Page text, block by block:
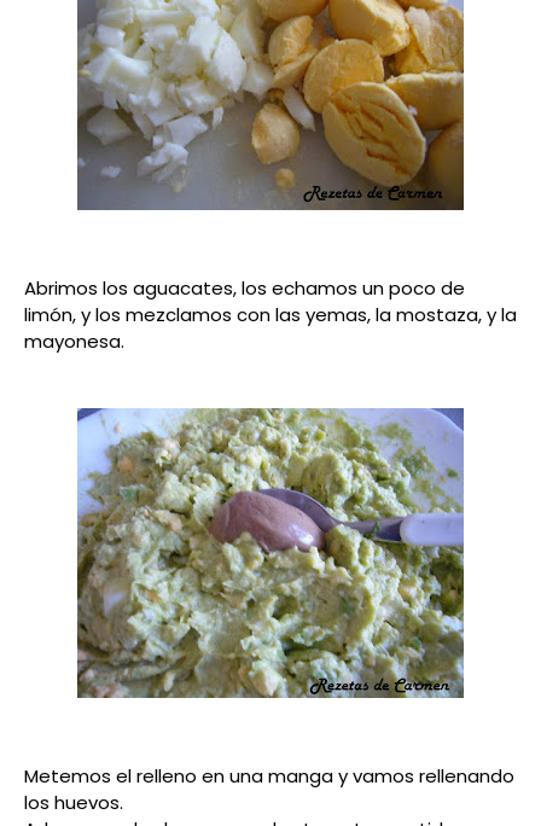
Abrimos los aguacates, los echamos un poco de
limón, y los mezclamos con las yemas, la mostaza, y la
mayonesa.
Metemos el relleno en una manga y vamos rellenando
los huevos.